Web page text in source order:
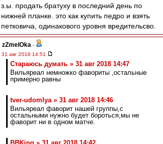
з.ы. продать братуху в последний день по
нижней планке. это как купить педро и взять
петковича, одинакового уровня вредительсво.
zZmeIOka -
31 авг 2018 14:51
Стараюсь думать » 31 авг 2018 14:47
Вильяреал немножко фавориты ,остальные
примерно равны
tver-udomlya » 31 авг 2018 14:46
Вильяреал фаворит нашей группы,с
остальными нужно будет бороться,мы не
фаворит ни в одном матче.